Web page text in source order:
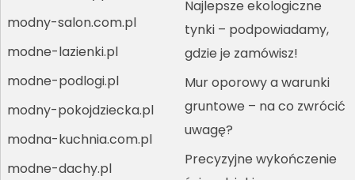
modny-salon.com.pl
modne-lazienki.pl
modne-podlogi.pl
modny-pokojdziecka.pl
modna-kuchnia.com.pl
modne-dachy.pl
Najlepsze ekologiczne
tynki – podpowiadamy,
gdzie je zamówisz!
Mur oporowy a warunki
gruntowe – na co zwrócić
uwagę?
Precyzyjne wykończenie